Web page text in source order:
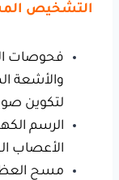
التشخيص
فحوصات
والأشعة
لتكوين
الرسم
الأعصاب
مسح